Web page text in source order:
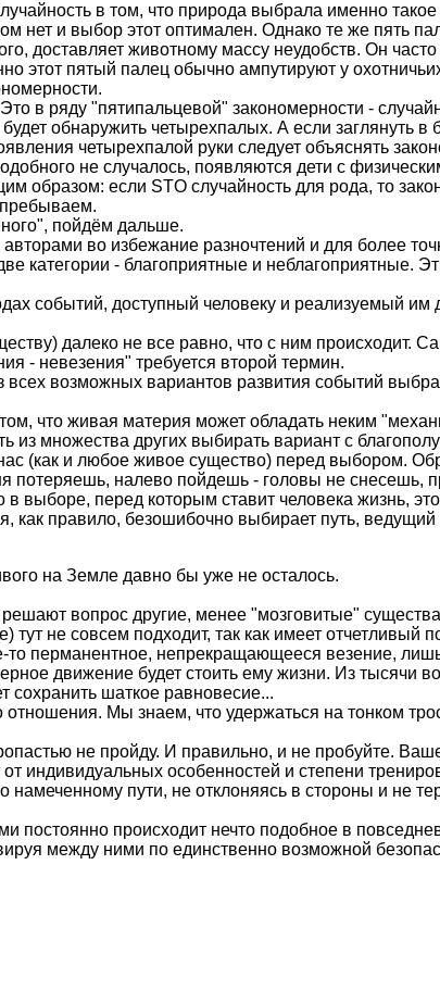
в том, что природа выбрала именно
нет и выбор этот оптимален. Однако те же пять
доставляет животному массу неудобств. Он
этот пятый палец обычно ампутируют у
в ряду "пятипальцевой" закономерности -
обнаружить четырехпалых. А если заглянуть
четырехпалой руки следует объяснять
не случалось, появляются дети с
образом: если STO случайность для рода, то
пребываем.
пойдём дальше.
во избежание разночтений и для более
категории - благоприятные и неблагоприятные.
доступный человеку и реализуемый им
далеко не все равно, что с ним происходит.
- невезения" требуется второй термин.
возможных вариантов развития событий
что живая материя может обладать неким
других выбирать вариант с
(как и любое живое существо) перед выбором.
потеряешь, налево пойдешь - головы не
выборе, перед которым ставит человека жизнь,
как правило, безошибочно выбирает путь,
на Земле давно бы уже не осталось.
вопрос другие, менее "мозговитые"
не совсем подходит, так как имеет отчетливый
перманентное, непрекращающееся везение,
движение будет стоить ему жизни. Из тысячи
шаткое равновесие...
Мы знаем, что удержаться на тонком
не пройду. И правильно, и не пробуйте.
индивидуальных особенностей и степени
пути, не отклоняясь в стороны и не
постоянно происходит нечто подобное в
между ними по единственно возможной